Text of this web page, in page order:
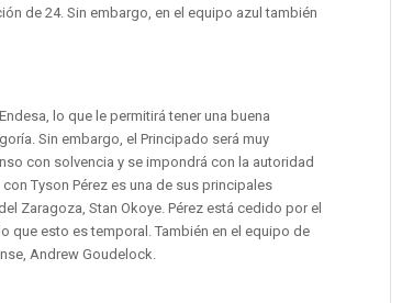
de 24. Sin embargo, en el equipo azul también
lo que le permitirá tener una buena
Sin embargo, el Principado será muy
con solvencia y se impondrá con la autoridad
Tyson Pérez es una de sus principales
Zaragoza, Stan Okoye. Pérez está cedido por el
que esto es temporal. También en el equipo de
Andrew Goudelock.